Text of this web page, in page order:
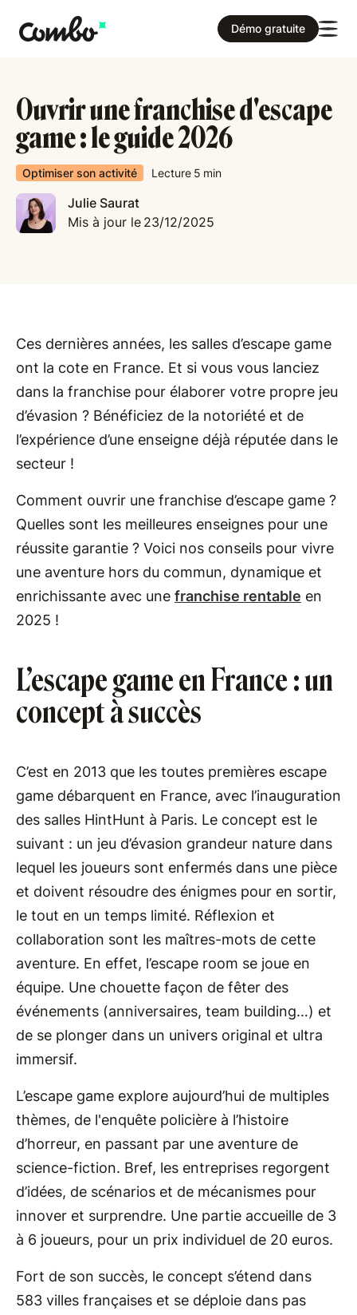
Démo gratuite
Ouvrir une franchise d'escape
game : le guide 2026
Optimiser son activité Lecture 5 min
Julie Saurat
Mis à jour le 23/12/2025
Ces dernières années, les salles d’escape game
ont la cote en France. Et si vous vous lanciez
dans la franchise pour élaborer votre propre jeu
d’évasion ? Bénéficiez de la notoriété et de
l’expérience d’une enseigne déjà réputée dans le
secteur !
Comment ouvrir une franchise d’escape game ?
Quelles sont les meilleures enseignes pour une
réussite garantie ? Voici nos conseils pour vivre
une aventure hors du commun, dynamique et
enrichissante avec une franchise rentable en
2025 !
L’escape game en France : un
concept à succès
C’est en 2013 que les toutes premières escape
game débarquent en France, avec l’inauguration
des salles HintHunt à Paris. Le concept est le
suivant : un jeu d’évasion grandeur nature dans
lequel les joueurs sont enfermés dans une pièce
et doivent résoudre des énigmes pour en sortir,
le tout en un temps limité. Réflexion et
collaboration sont les maîtres-mots de cette
aventure. En effet, l’escape room se joue en
équipe. Une chouette façon de fêter des
événements (anniversaires, team building…) et
de se plonger dans un univers original et ultra
immersif.
L’escape game explore aujourd’hui de multiples
thèmes, de l'enquête policière à l’histoire
d’horreur, en passant par une aventure de
science-fiction. Bref, les entreprises regorgent
d’idées, de scénarios et de mécanismes pour
innover et surprendre. Une partie accueille de 3
à 6 joueurs, pour un prix individuel de 20 euros.
Fort de son succès, le concept s’étend dans
583 villes françaises et se déploie dans pas